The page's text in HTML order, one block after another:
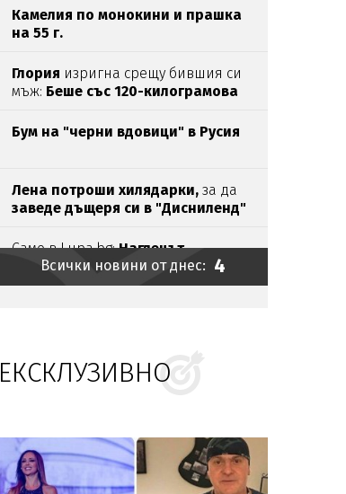
Камелия по монокини и прашка
на 55 г.
Глория изригна срещу бившия си
мъж: Беше със 120-килограмова
Бум на "черни вдовици" в Русия
Лена потроши хилядарки, за да
заведе дъщеря си в "Дисниленд"
Само в Lupa.bg:Наглецът,
паркирал джипа синапясъка, е
държавен служител
Безчовечност: Шофьор
заряза болно момче в адската
е опасно, не пътувайте!
Проф.Кантарджиев: Пазетесе от
Всички новини от днес: 4
ЕКСКЛУЗИВНО